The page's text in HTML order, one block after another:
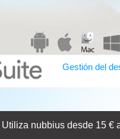
Gestión del
Utiliza nubbius desde 15 €